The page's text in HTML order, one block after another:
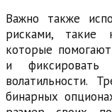
Важно также
рисками, такие
которые
и
волатильности.
бинарных